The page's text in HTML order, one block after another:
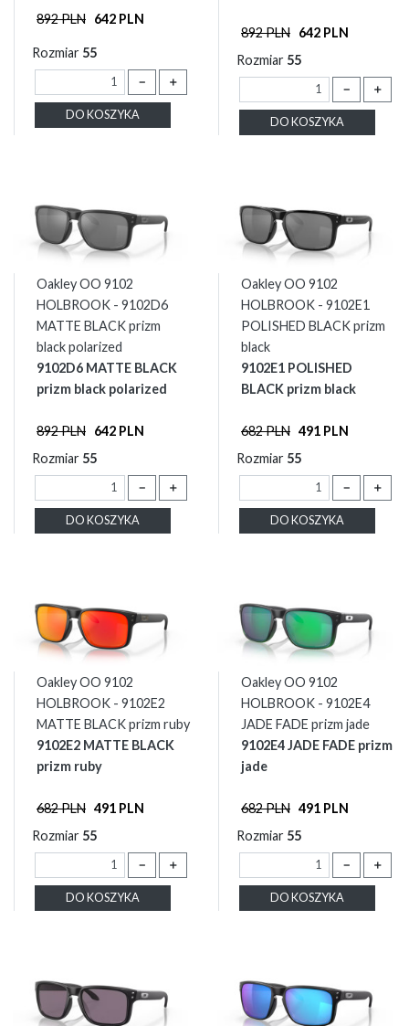
892 PLN 642 PLN
Rozmiar 55
－ ＋
DO KOSZYKA
892 PLN 642 PLN
Rozmiar 55
－ ＋
DO KOSZYKA
Oakley OO 9102
HOLBROOK - 9102D6
MATTE BLACK prizm
black polarized
9102D6 MATTE BLACK
prizm black polarized
892 PLN 642 PLN
Rozmiar 55
－ ＋
DO KOSZYKA
Oakley OO 9102
HOLBROOK - 9102E1
POLISHED BLACK prizm
black
9102E1 POLISHED
BLACK prizm black
682 PLN 491 PLN
Rozmiar 55
－ ＋
DO KOSZYKA
Oakley OO 9102
HOLBROOK - 9102E2
MATTE BLACK prizm ruby
9102E2 MATTE BLACK
prizm ruby
682 PLN 491 PLN
Rozmiar 55
－ ＋
DO KOSZYKA
Oakley OO 9102
HOLBROOK - 9102E4
JADE FADE prizm jade
9102E4 JADE FADE prizm
jade
682 PLN 491 PLN
Rozmiar 55
－ ＋
DO KOSZYKA